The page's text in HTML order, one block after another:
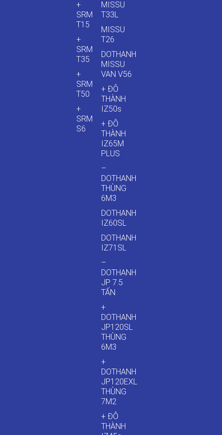
+
SRM
T15
+
SRM
T35
+
SRM
T50
+
SRM
S6
MISSU
T33L
MISSU
T26
DOTHANH
MISSU
VAN V56
+ ĐÔ
THÀNH
IZ50s
+ ĐÔ
THÀNH
IZ65M
PLUS
–
DOTHANH
THÙNG
6M3
DOTHANH
IZ60SL
DOTHANH
IZ71SL
–
DOTHANH
JP 7.5
TẤN
+
DOTHANH
JP120SL
THÙNG
6M3
+
DOTHANH
JP120EXL
THÙNG
7M2
+ ĐÔ
THÀNH